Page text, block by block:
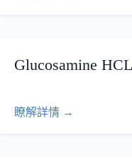
Glucosamine
瞭解詳情 →